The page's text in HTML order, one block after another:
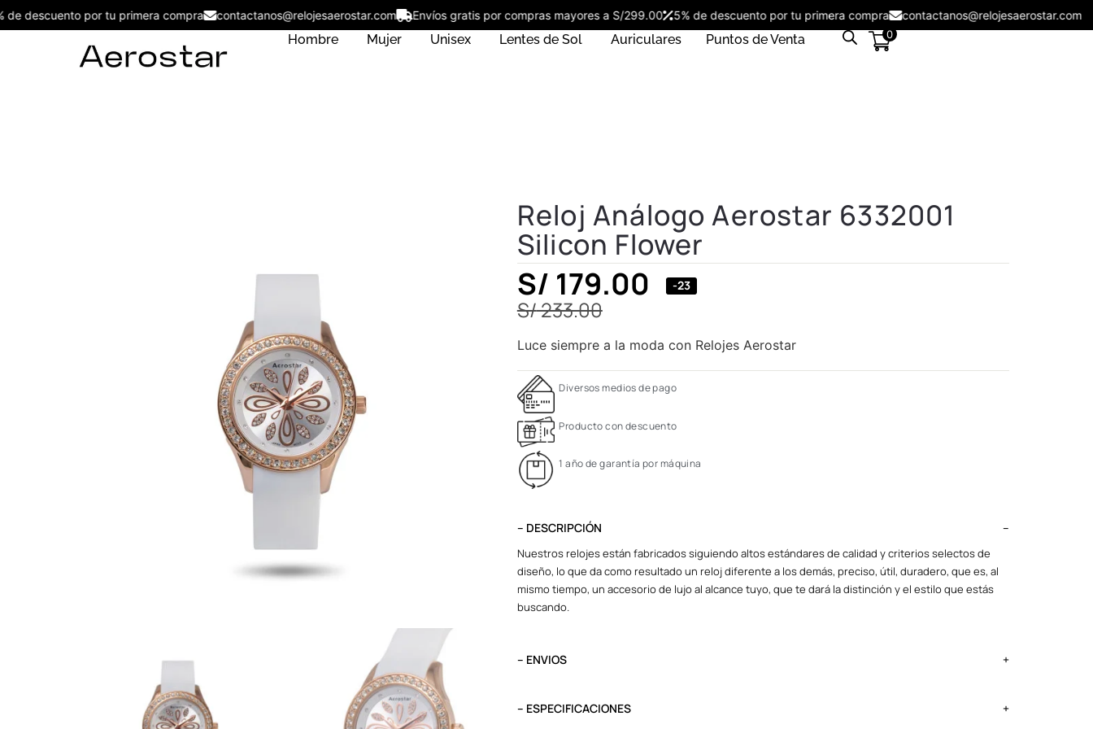
5% de descuento por tu primera compra contactanos@relojesaerostar.com Envíos gratis por compras mayores a S/299.00 5% de descuento por tu primera compra
Hombre Mujer Unisex Lentes de Sol Auriculares Puntos de Venta 0
Reloj Análogo Aerostar 6332001
Silicon Flower
S/233.00
S/ 179.00 -23
Luce siempre a la moda con Relojes Aerostar
Diversos medios de pago
Producto con descuento
1 año de garantía por máquina
– DESCRIPCIÓN
Nuestros relojes están fabricados siguiendo altos estándares de calidad y criterios selectos de
diseño, lo que da como resultado un reloj diferente a los demás, preciso, útil, duradero, que es, al
mismo tiempo, un accesorio de lujo al alcance tuyo, que te dará la distinción y el estilo que estás
buscando.
– ENVIOS
destino.
– ESPECIFICACIONES